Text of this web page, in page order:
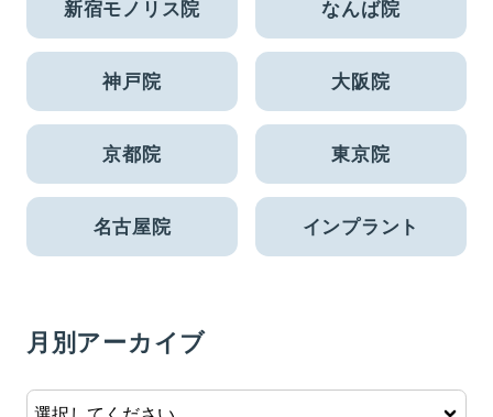
新宿モノリス院 なんば院
神戸院 大阪院
京都院 東京院
名古屋院 インプラント
月別アーカイブ